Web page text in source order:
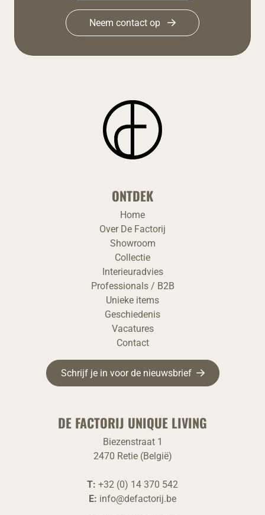
Neem contact op
ONTDEK
Home
Over De Factorij
Showroom
Collectie
Interieuradvies
Professionals / B2B
Unieke items
Geschiedenis
Vacatures
Contact
Schrijf je in voor de nieuwsbrief
DE FACTORIJ UNIQUE LIVING
Biezenstraat 1
2470 Retie (België)
T: +32 (0) 14 370 542
E: info@defactorij.be